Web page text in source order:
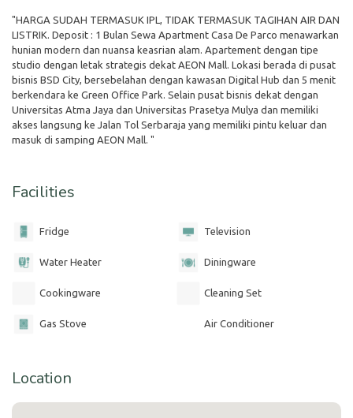
"HARGA SUDAH TERMASUK IPL, TIDAK TERMASUK TAGIHAN AIR DAN
LISTRIK. Deposit : 1 Bulan Sewa Apartment Casa De Parco menawarkan
hunian modern dan nuansa keasrian alam. Apartement dengan tipe
studio dengan letak strategis dekat AEON Mall. Lokasi berada di pusat
bisnis BSD City, bersebelahan dengan kawasan Digital Hub dan 5 menit
berkendara ke Green Office Park. Selain pusat bisnis dekat dengan
Universitas Atma Jaya dan Universitas Prasetya Mulya dan memiliki
akses langsung ke Jalan Tol Serbaraja yang memiliki pintu keluar dan
masuk di samping AEON Mall. "
Facilities
Fridge Television
Water Heater Diningware
Cookingware Cleaning Set
Gas Stove Air Conditioner
Location